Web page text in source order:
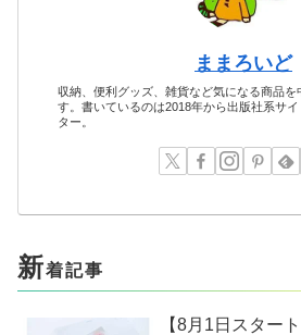
ままろいど
収納、便利グッズ、雑貨など気になる商品を
す。書いているのは2018年から出版社系サ
ター。
新着記事
【8月1日スター